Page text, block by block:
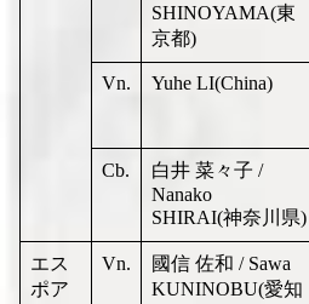
SHINOYAMA(東
京都)
Vn. Yuhe LI(China)
Cb.
白井 菜々子 /
Nanako
SHIRAI(神奈川県)
エス
ポア
Vn.
國信 佐和 / Sawa
KUNINOBU(愛知